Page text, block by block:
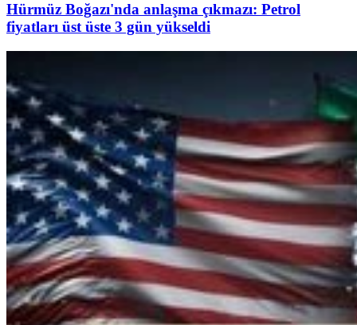
Hürmüz Boğazı'nda anlaşma çıkmazı: Petrol
fiyatları üst üste 3 gün yükseldi